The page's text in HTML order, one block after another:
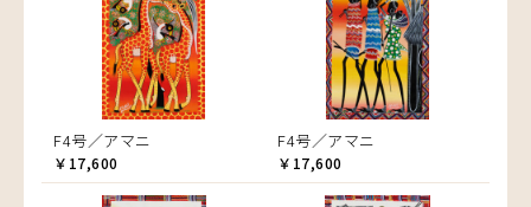
F4号／アマニ
￥17,600
F4号／アマニ
￥17,600